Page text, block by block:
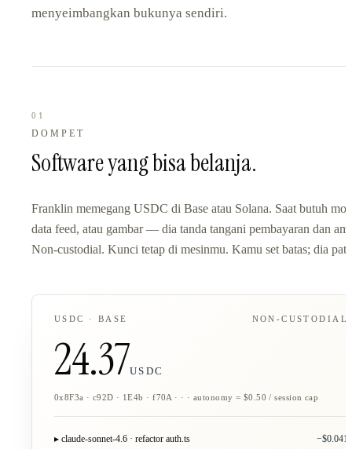
menyeimbangkan bukunya sendiri.
01
DOMPET
Software yang bisa belanja.
Franklin memegang USDC di Base atau Solana. Saat butuh
data feed, atau gambar — dia tanda tangani pembayaran dan
Non-custodial. Kunci tetap di mesinmu. Kamu set batas; dia
USDC · BASE NON-CUSTODIAL
24.37USDC
0x8F3a · c92D · 1E4b · f70A · · · autonomy = $0.50 / session cap
▸ claude-sonnet-4.6 · refactor auth.ts −$0.041